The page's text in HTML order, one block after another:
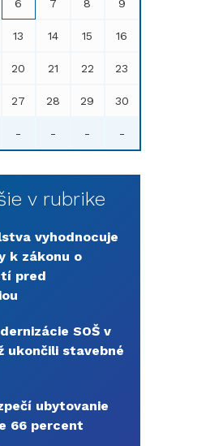
6 7 8 9
13 14 15 16
20 21 22 23
27 28 29 30
- - - -
v rubrike
vyhodnocuje
k zákonu o
pred
SOŠ v
ukončili stavebné
ubytovanie
66 percent